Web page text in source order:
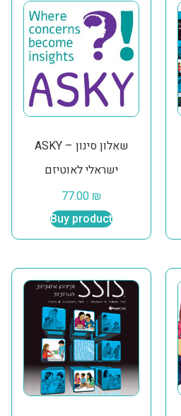
ASKY – שאלון סינון
ישראלי לאוטיזם
77.00 ₪
Buy product